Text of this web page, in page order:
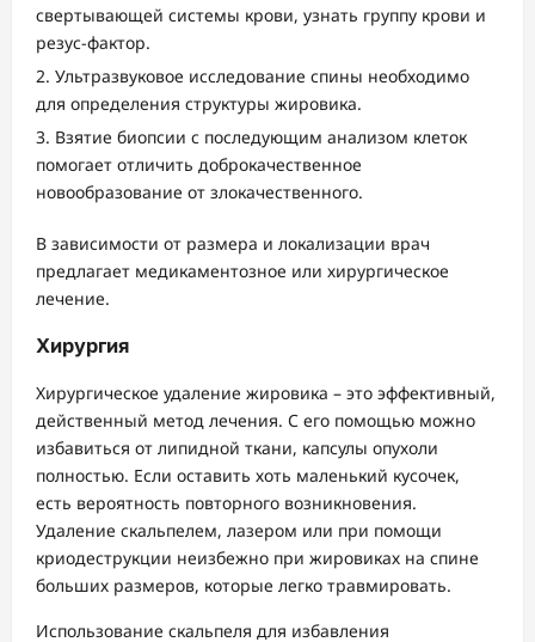
свертывающей системы крови, узнать группу крови и
резус-фактор.
Ультразвуковое исследование спины необходимо
для определения структуры жировика.
Взятие биопсии с последующим анализом клеток
помогает отличить доброкачественное
новообразование от злокачественного.
В зависимости от размера и локализации врач
предлагает медикаментозное или хирургическое
лечение.
Хирургия
Хирургическое удаление жировика – это эффективный,
действенный метод лечения. С его помощью можно
избавиться от липидной ткани, капсулы опухоли
полностью. Если оставить хоть маленький кусочек,
есть вероятность повторного возникновения.
Удаление скальпелем, лазером или при помощи
криодеструкции неизбежно при жировиках на спине
больших размеров, которые легко травмировать.
Использование скальпеля для избавления